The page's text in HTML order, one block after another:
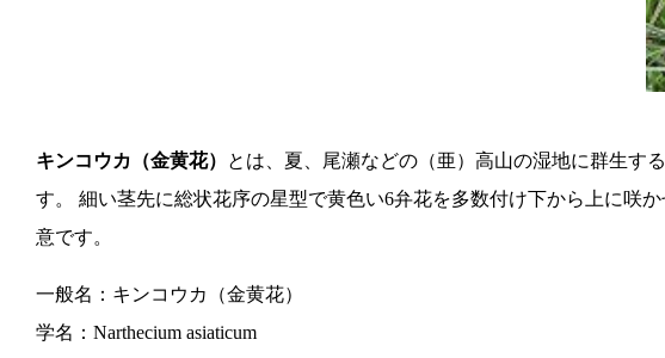
キンコウカ（金黄花）
とは、夏、尾瀬などの（亜）高山の湿地に群生す
す。 細い茎先に総状花序の星型で黄色い6弁花を多数付け下から上に咲
意です。
一般名：キンコウカ（金黄花）
学名：Narthecium asiaticum